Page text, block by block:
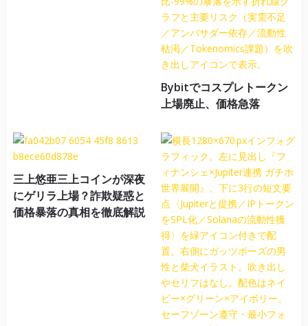
Bybitでコスプレトークン
上場廃止、価格急落
三上悠亜三上コインが深夜
にゲリラ上場？詐欺疑惑と
価格暴落の真相を徹底解説